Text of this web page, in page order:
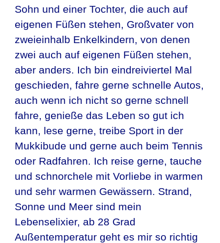
Sohn und einer Tochter, die auch auf
eigenen Füßen stehen, Großvater von
zweieinhalb Enkelkindern, von denen
zwei auch auf eigenen Füßen stehen,
aber anders. Ich bin eindreiviertel Mal
geschieden, fahre gerne schnelle Autos,
auch wenn ich nicht so gerne schnell
fahre, genieße das Leben so gut ich
kann, lese gerne, treibe Sport in der
Mukkibude und gerne auch beim Tennis
oder Radfahren. Ich reise gerne, tauche
und schnorchele mit Vorliebe in warmen
und sehr warmen Gewässern. Strand,
Sonne und Meer sind mein
Lebenselixier, ab 28 Grad
Außentemperatur geht es mir so richtig